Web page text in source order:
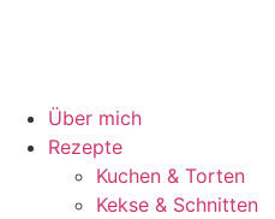
Über mich
Rezepte
Kuchen & Torten
Kekse & Schnitten